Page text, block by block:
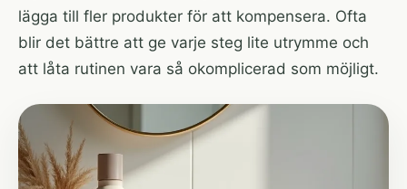
lägga till fler produkter för att kompensera. Ofta
blir det bättre att ge varje steg lite utrymme och
att låta rutinen vara så okomplicerad som möjligt.